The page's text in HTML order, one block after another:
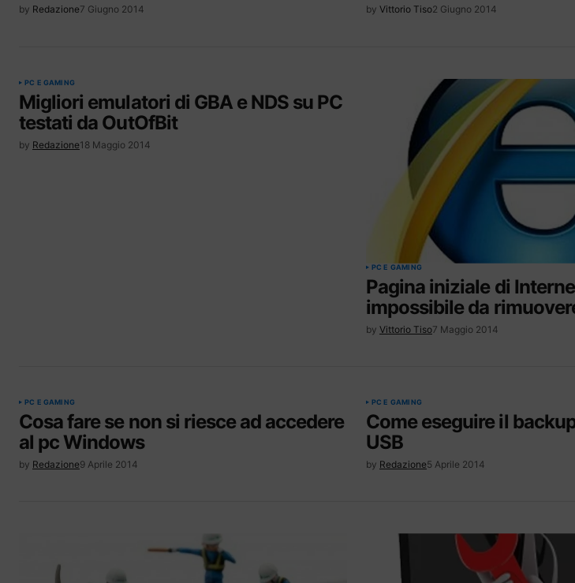
by Redazione7 Giugno 2014 by Vittorio Tiso2 Giugno 2014
PC E GAMING
Migliori emulatori di GBA e NDS su PC
testati da OutOfBit
by Redazione18 Maggio 2014
PC E GAMING
Pagina iniziale di
impossibile da
by Vittorio Tiso7 Maggio 2014
PC E GAMING
Cosa fare se non si riesce ad accedere
al pc Windows
by Redazione9 Aprile 2014
PC E GAMING
Come eseguire il
USB
by Redazione5 Aprile 2014